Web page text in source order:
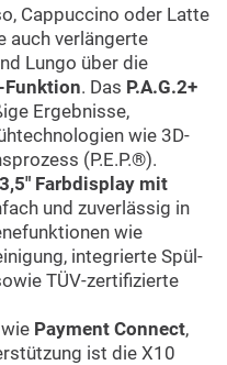
Cappuccino oder Latte
auch verlängerte
Lungo über die
Funktion. Das P.A.G.2+
Ergebnisse,
wie 3D-
(P.E.P.®).
3,5″ Farbdisplay mit
und zuverlässig in
wie
integrierte Spül-
TÜV-zertifizierte
Payment Connect,
ist die X10